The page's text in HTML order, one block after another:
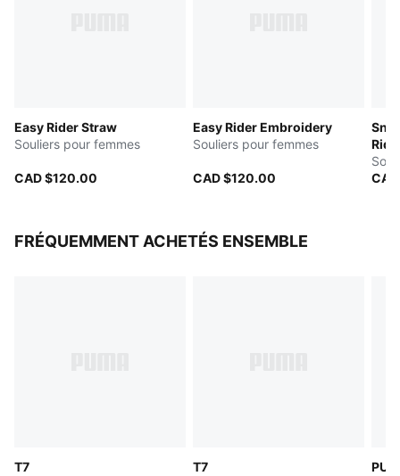
Easy Rider Straw
Souliers pour femmes
CAD $120.00
Easy Rider Embroidery
Souliers pour femmes
CAD $120.00
FRÉQUEMMENT ACHETÉS ENSEMBLE
T7 T7